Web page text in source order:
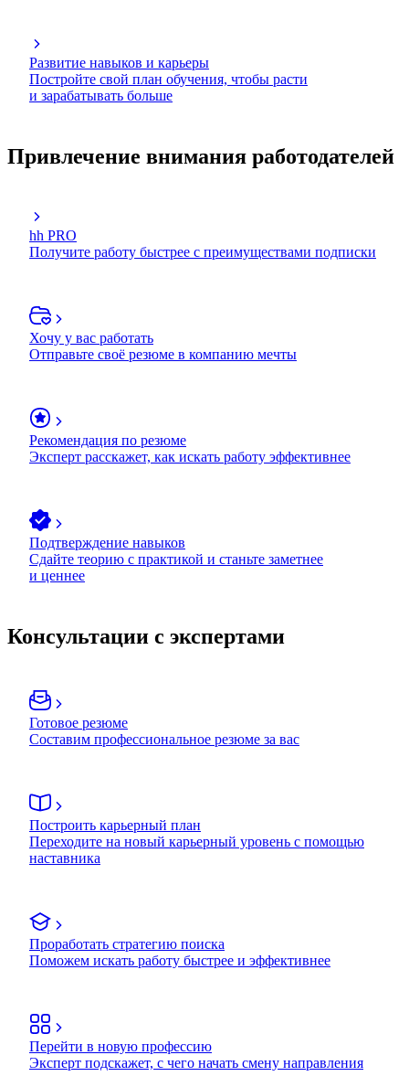
Развитие навыков и карьеры
Постройте свой план обучения, чтобы расти
и зарабатывать больше
Привлечение внимания работодателей
hh PRO
Получите работу быстрее с преимуществами подписки
Хочу у вас работать
Отправьте своё резюме в компанию мечты
Рекомендация по резюме
Эксперт расскажет, как искать работу эффективнее
Подтверждение навыков
Сдайте теорию с практикой и станьте заметнее
и ценнее
Консультации с экспертами
Готовое резюме
Составим профессиональное резюме за вас
Построить карьерный план
Переходите на новый карьерный уровень с помощью
наставника
Проработать стратегию поиска
Поможем искать работу быстрее и эффективнее
Перейти в новую профессию
Эксперт подскажет, с чего начать смену направления